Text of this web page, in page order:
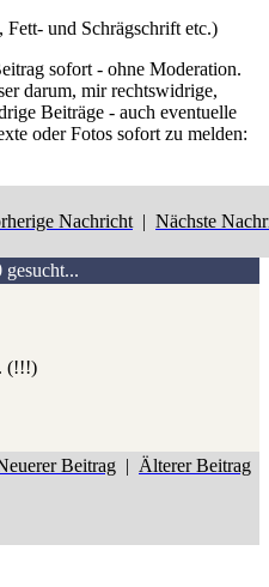
Fett- und Schrägschrift etc.)
sofort - ohne Moderation.
darum, mir rechtswidrige,
Beiträge - auch eventuelle
oder Fotos sofort zu melden:
Nachricht | Nächste
(!!!)
Beitrag | Älterer Beitrag